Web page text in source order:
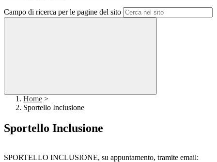
Campo di ricerca per le pagine del sito
Home >
Sportello Inclusione
Sportello Inclusione
SPORTELLO INCLUSIONE, su appuntamento, tramite email: